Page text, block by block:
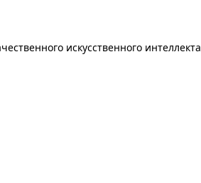
искусственного интеллекта